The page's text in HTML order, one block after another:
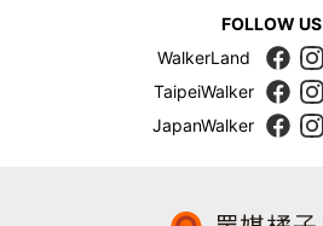
FOLLOW US
WalkerLand
TaipeiWalker
JapanWalker